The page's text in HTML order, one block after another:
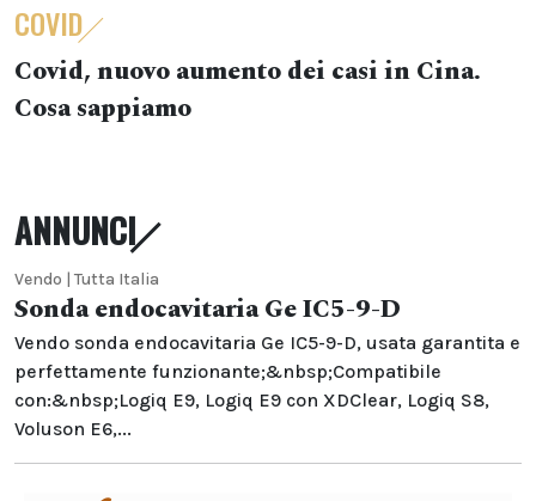
COVID
Covid, nuovo aumento dei casi in Cina.
Cosa sappiamo
ANNUNCI
Vendo | Tutta Italia
Sonda endocavitaria Ge IC5-9-D
Vendo sonda endocavitaria Ge IC5-9-D, usata garantita e
perfettamente funzionante;&nbsp;Compatibile
con:&nbsp;Logiq E9, Logiq E9 con XDClear, Logiq S8,
Voluson E6,...